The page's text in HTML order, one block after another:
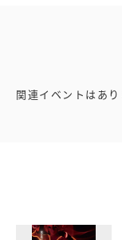
関連イベントはあ